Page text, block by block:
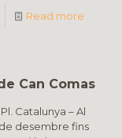
Read more
Can Comas
Catalunya – Al
desembre fins